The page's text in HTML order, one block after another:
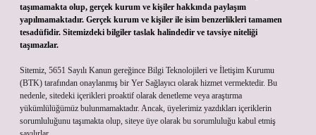
taşımamakta olup, gerçek kurum ve kişiler hakkında paylaşım
yapılmamaktadır. Gerçek kurum ve kişiler ile isim benzerlikleri tamamen
tesadüfidir. Sitemizdeki bilgiler taslak halindedir ve tavsiye niteliği
taşımazlar.
Sitemiz, 5651 Sayılı Kanun gereğince Bilgi Teknolojileri ve İletişim Kurumu
(BTK) tarafından onaylanmış bir Yer Sağlayıcı olarak hizmet vermektedir. Bu
nedenle, sitedeki içerikleri proaktif olarak denetleme veya araştırma
yükümlülüğümüz bulunmamaktadır. Ancak, üyelerimiz yazdıkları içeriklerin
sorumluluğunu taşımakta olup, siteye üye olarak bu sorumluluğu kabul etmiş